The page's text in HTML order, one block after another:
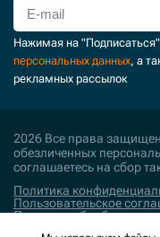
Нажимая на
персональных данных, а
рекламных рассылок
2026 Все права
обезличенных
соглашаетесь на сбор
Политика
Пользовательское
Политика обработки